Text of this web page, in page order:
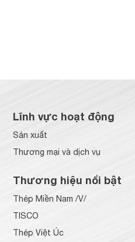
Lĩnh vực hoạt động
Sản xuất
Thương mại và dịch vụ
Thương hiệu nổi bật
Thép Miền Nam /V/
TISCO
Thép Việt Úc